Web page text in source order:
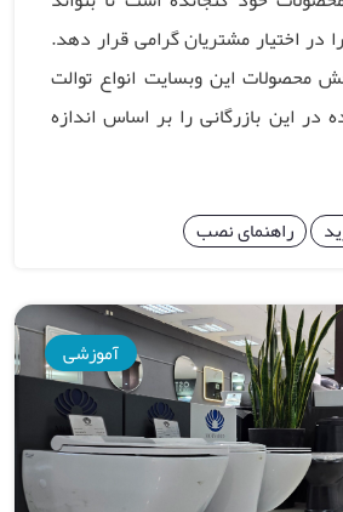
در اختیار مشتریان گرامی قرار دهد.
محصولات این وبسایت انواع توالت
در این بازرگانی را بر اساس اندازه
راهنمای نصب
آموزشی